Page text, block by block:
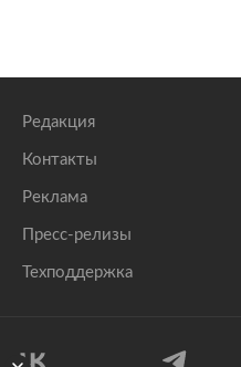
Редакция
Контакты
Реклама
Пресс-релизы
Техподдержка